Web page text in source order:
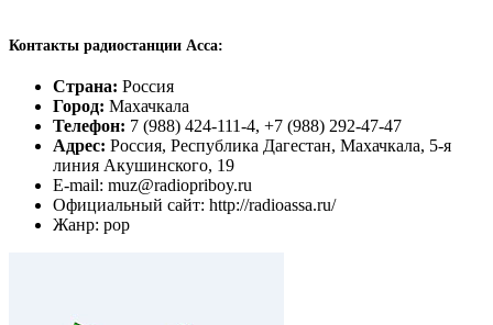
Контакты радиостанции Асса:
Страна: Россия
Город: Махачкала
Телефон: 7 (988) 424-111-4, +7 (988) 292-47-47
Адрес: Россия, Республика Дагестан, Махачкала, 5-я
линия Акушинского, 19
E-mail: muz@radiopriboy.ru
Официальный сайт: http://radioassa.ru/
Жанр: pop